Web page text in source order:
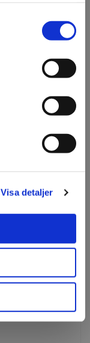
Visa detaljer
Finns i lager